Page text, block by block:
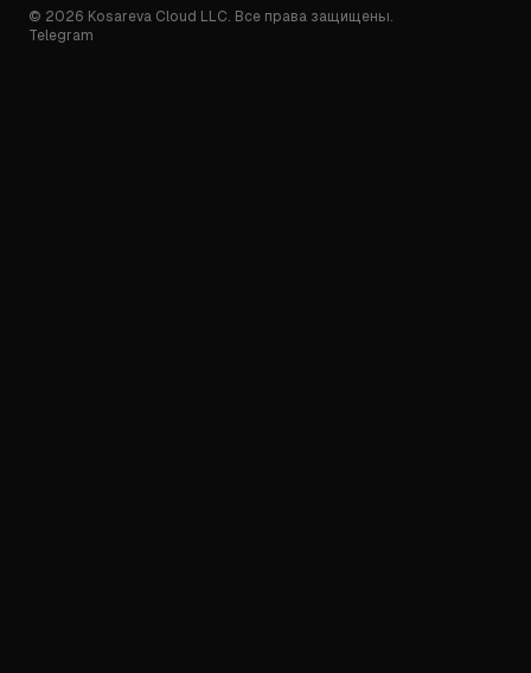
© 2026 Kosareva Cloud LLC. Все права защищены.
Telegram